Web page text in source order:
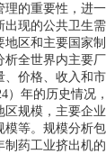
的重要性，进
出现的公共卫生需
和主要国家制
全世界内主要
价格、收入和市
年的历史情况
规模，主要企
等。规模分析
药工业挤出机